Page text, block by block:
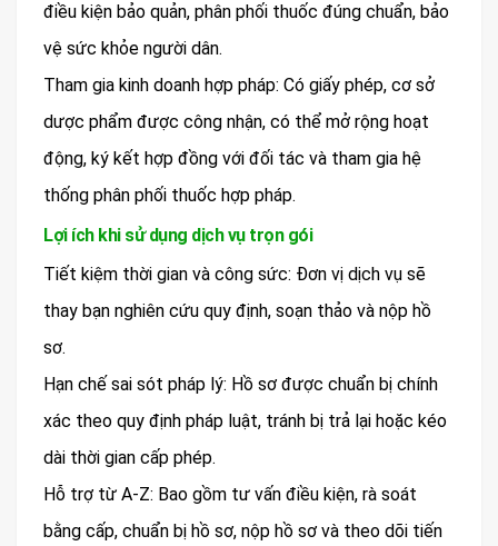
điều kiện bảo quản, phân phối thuốc đúng chuẩn, bảo
vệ sức khỏe người dân.
Tham gia kinh doanh hợp pháp: Có giấy phép, cơ sở
dược phẩm được công nhận, có thể mở rộng hoạt
động, ký kết hợp đồng với đối tác và tham gia hệ
thống phân phối thuốc hợp pháp.
Lợi ích khi sử dụng dịch vụ trọn gói
Tiết kiệm thời gian và công sức: Đơn vị dịch vụ sẽ
thay bạn nghiên cứu quy định, soạn thảo và nộp hồ
sơ.
Hạn chế sai sót pháp lý: Hồ sơ được chuẩn bị chính
xác theo quy định pháp luật, tránh bị trả lại hoặc kéo
dài thời gian cấp phép.
Hỗ trợ từ A-Z: Bao gồm tư vấn điều kiện, rà soát
bằng cấp, chuẩn bị hồ sơ, nộp hồ sơ và theo dõi tiến